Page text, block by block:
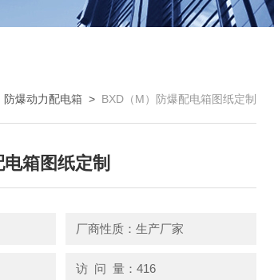
防爆动力配电箱 > BXD（M）防爆配电箱图纸定制
箱图纸定制
厂商性质：生产厂家
访 问 量：416